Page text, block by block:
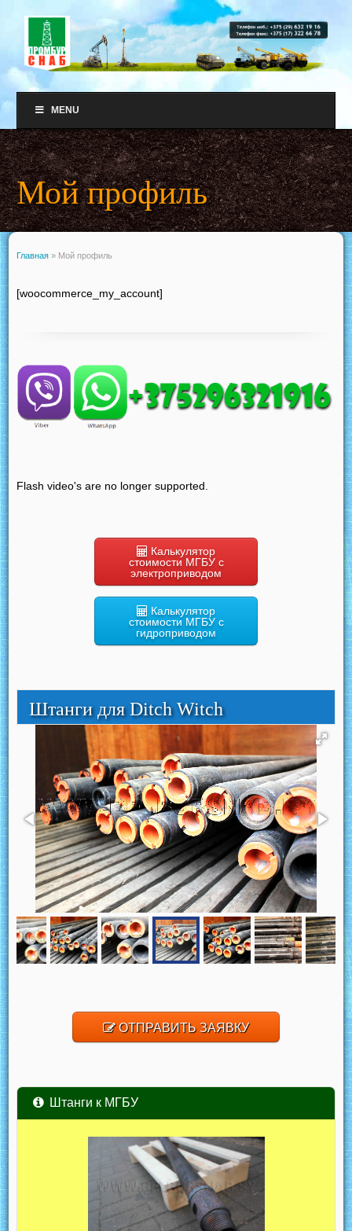
MENU
Мой профиль
Главная » Мой профиль
[woocommerce_my_account]
Flash video's are no longer supported.
Калькулятор
стоимости МГБУ с
электроприводом
Калькулятор
стоимости МГБУ с
гидроприводом
Штанги для Ditch Witch
ОТПРАВИТЬ ЗАЯВКУ
Штанги к МГБУ